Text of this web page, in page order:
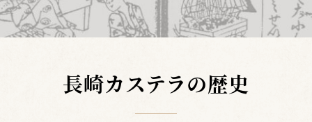
長崎カステラの歴史